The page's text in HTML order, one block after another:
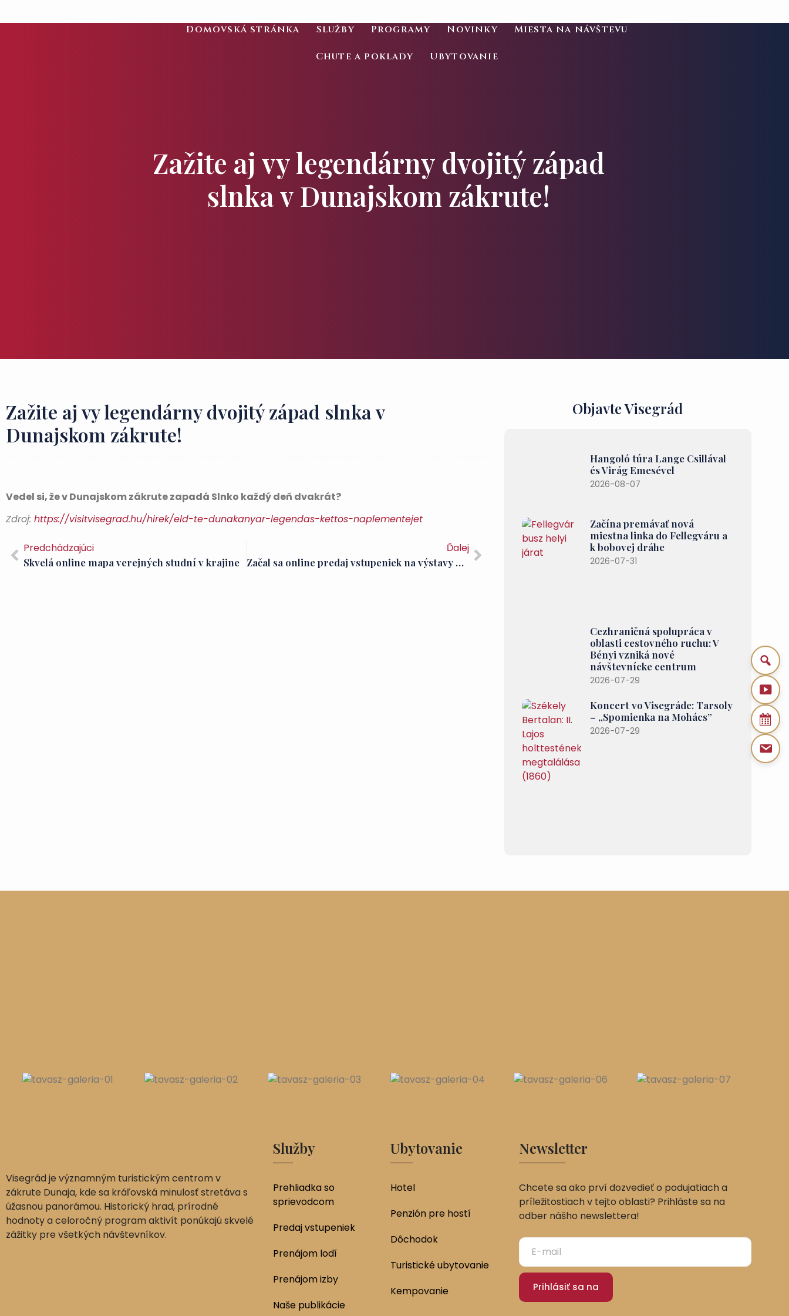
Domovská stránka Služby Programy Novinky Miesta na návštevu
Chute a poklady Ubytovanie
Zažite aj vy legendárny dvojitý západ
slnka v Dunajskom zákrute!
Zažite aj vy legendárny dvojitý západ slnka v
Dunajskom zákrute!
Vedel si, že v Dunajskom zákrute zapadá Slnko každý deň dvakrát?
Zdroj: https://visitvisegrad.hu/hirek/eld-te-dunakanyar-legendas-kettos-naplementejet
Predchádzajúci
Skvelá online mapa verejných studní v krajine
Ďalej
Začal sa online predaj vstupeniek na výstavy v Fellegváre. Do Visegrádu sa teraz môžete dostať aj loďou.
Objavte Visegrád
Hangoló túra Lange Csillával
és Virág Emesével
2026-08-07
Začína premávať nová
miestna linka do Fellegváru a
k bobovej dráhe
2026-07-31
Cezhraničná spolupráca v
oblasti cestovného ruchu: V
Bényi vzniká nové
návštevnícke centrum
2026-07-29
Koncert vo Visegráde: Tarsoly
– „Spomienka na Mohács”
2026-07-29
Visegrád je významným turistickým centrom v
zákrute Dunaja, kde sa kráľovská minulosť stretáva s
úžasnou panorámou. Historický hrad, prírodné
hodnoty a celoročný program aktivít ponúkajú skvelé
zážitky pre všetkých návštevníkov.
Služby
Prehliadka so
sprievodcom
Predaj vstupeniek
Prenájom lodí
Prenájom izby
Naše publikácie
Ubytovanie
Hotel
Penzión pre hostí
Dôchodok
Turistické ubytovanie
Kempovanie
Newsletter
Chcete sa ako prví dozvedieť o podujatiach a
príležitostiach v tejto oblasti? Prihláste sa na
odber nášho newslettera!
Prihlásiť sa na